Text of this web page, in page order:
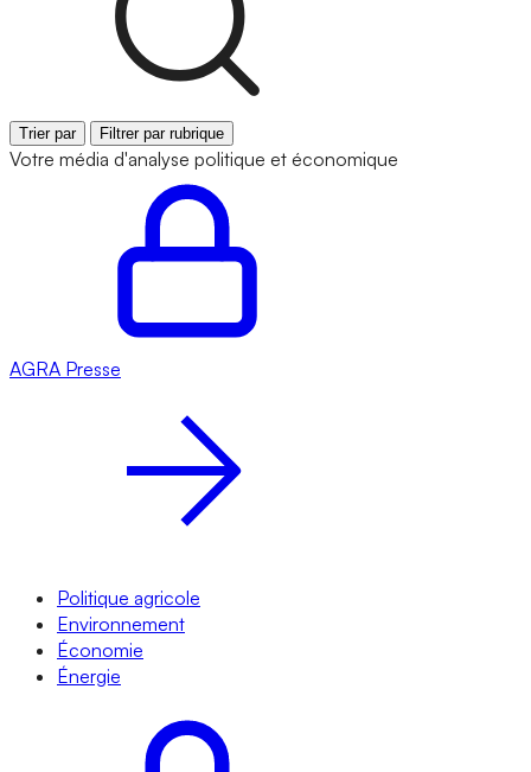
Trier par Filtrer par rubrique
Votre média d'analyse politique et économique
AGRA Presse
Politique agricole
Environnement
Économie
Énergie